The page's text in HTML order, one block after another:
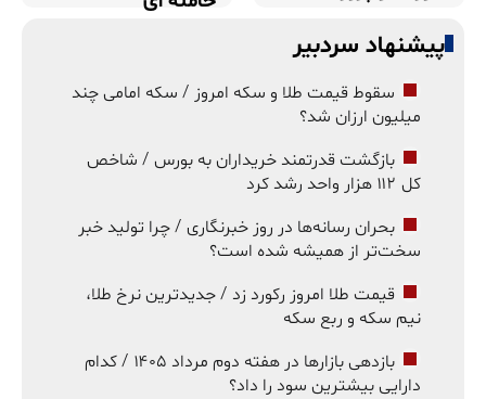
پیشنهاد سردبیر
سقوط قیمت طلا و سکه امروز / سکه امامی چند
میلیون ارزان شد؟
بازگشت قدرتمند خریداران به بورس / شاخص
کل ۱۱۲ هزار واحد رشد کرد
بحران رسانه‌ها در روز خبرنگاری / چرا تولید خبر
سخت‌تر از همیشه شده است؟
قیمت طلا امروز رکورد زد / جدیدترین نرخ طلا،
نیم سکه و ربع سکه
بازدهی بازارها در هفته دوم مرداد ۱۴۰۵ / کدام
دارایی بیشترین سود را داد؟